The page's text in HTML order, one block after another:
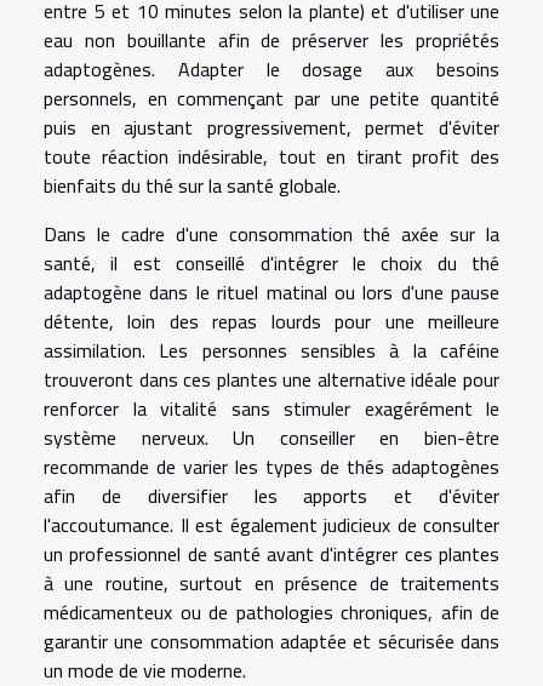
entre 5 et 10 minutes selon la plante) et d'utiliser une
eau non bouillante afin de préserver les propriétés
adaptogènes. Adapter le dosage aux besoins
personnels, en commençant par une petite quantité
puis en ajustant progressivement, permet d'éviter
toute réaction indésirable, tout en tirant profit des
bienfaits du thé sur la santé globale.
Dans le cadre d'une consommation thé axée sur la
santé, il est conseillé d'intégrer le choix du thé
adaptogène dans le rituel matinal ou lors d'une pause
détente, loin des repas lourds pour une meilleure
assimilation. Les personnes sensibles à la caféine
trouveront dans ces plantes une alternative idéale pour
renforcer la vitalité sans stimuler exagérément le
système nerveux. Un conseiller en bien-être
recommande de varier les types de thés adaptogènes
afin de diversifier les apports et d'éviter
l'accoutumance. Il est également judicieux de consulter
un professionnel de santé avant d'intégrer ces plantes
à une routine, surtout en présence de traitements
médicamenteux ou de pathologies chroniques, afin de
garantir une consommation adaptée et sécurisée dans
un mode de vie moderne.